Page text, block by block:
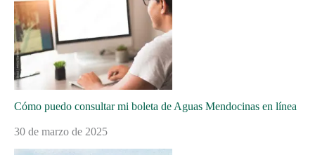
Cómo puedo consultar mi boleta de Aguas Mendocinas en línea
30 de marzo de 2025